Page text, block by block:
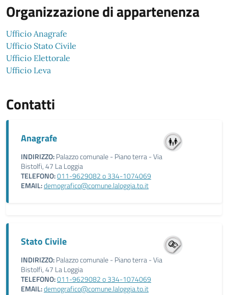
Organizzazione di appartenenza
Ufficio Anagrafe
Ufficio Stato Civile
Ufficio Elettorale
Ufficio Leva
Contatti
Anagrafe
INDIRIZZO:Palazzo comunale - Piano terra - Via
Bistolfi, 47 La Loggia
TELEFONO:011-9629082 o 334-1074069
EMAIL:demografico@comune.laloggia.to.it
Stato Civile
INDIRIZZO:Palazzo comunale - Piano terra - Via
Bistolfi, 47 La Loggia
TELEFONO:011-9629082 o 334-1074069
EMAIL:demografico@comune.laloggia.to.it